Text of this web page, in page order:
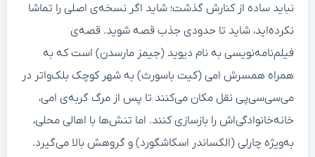
نباید ساده از کنارش گذشت؛ شاید اگر نسخه‌ی اصلی را تماشا
نکرده‌اید، شاید تا حدودی جذب قصه شوید. قصه‌ی
فیلم‌نامه‌نویسی به نام دیوید (جیمز مارسدن) است که به
همراه همسرش امی (کیت باسورث) به شهر کوچک بلک‌واتر در
می‌سی‌سی‌پی نقل‌ مکان می‌کنند تا پس از مرگ گربه‌ی امی،
خانه‌خانوادگی‌اش را بازسازی کنند. اما تنش‌ها با اهالی محلی،
به‌ویژه چارلی (الکساندر اسکاشگورد) و گروهش بالا می‌گیرد.